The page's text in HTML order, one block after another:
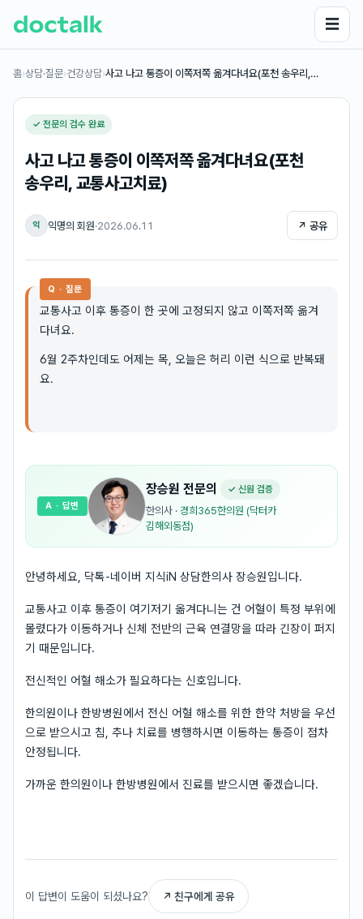
☰
홈›상담·질문›건강상담›사고 나고 통증이 이쪽저쪽 옮겨다녀요(포천 송우리,…
✓ 전문의 검수 완료
사고 나고 통증이 이쪽저쪽 옮겨다녀요(포천
송우리, 교통사고치료)
익 익명의 회원·2026.06.11 ↗ 공유
Q · 질문
교통사고 이후 통증이 한 곳에 고정되지 않고 이쪽저쪽 옮겨
다녀요.
6월 2주차인데도 어제는 목, 오늘은 허리 이런 식으로 반복돼
요.
장승원 전문의 ✓ 신원 검증
한의사 · 경희365한의원 (닥터카
김해외동점)
A · 답변
안녕하세요, 닥톡-네이버 지식iN 상담한의사 장승원입니다.
교통사고 이후 통증이 여기저기 옮겨다니는 건 어혈이 특정 부위에
몰렸다가 이동하거나 신체 전반의 근육 연결망을 따라 긴장이 퍼지
기 때문입니다.
전신적인 어혈 해소가 필요하다는 신호입니다.
한의원이나 한방병원에서 전신 어혈 해소를 위한 한약 처방을 우선
으로 받으시고 침, 추나 치료를 병행하시면 이동하는 통증이 점차
안정됩니다.
가까운 한의원이나 한방병원에서 진료를 받으시면 좋겠습니다.
이 답변이 도움이 되셨나요? ↗ 친구에게 공유